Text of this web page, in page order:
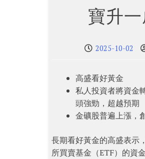
寶升
2025-10-02
高盛看好黃金
私人投資者將資金
頭強勁，超越預期
金礦股普遍上漲，
長期看好黃金的高盛表示
所買賣基金（ETF）的資